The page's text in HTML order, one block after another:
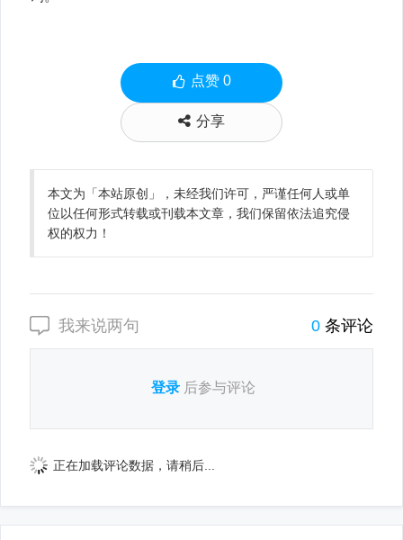
点赞 0
分享
本文为「本站原创」，未经我们许可，严谨任何人或单
位以任何形式转载或刊载本文章，我们保留依法追究侵
权的权力！
我来说两句 0 条评论
登录 后参与评论
正在加载评论数据，请稍后...